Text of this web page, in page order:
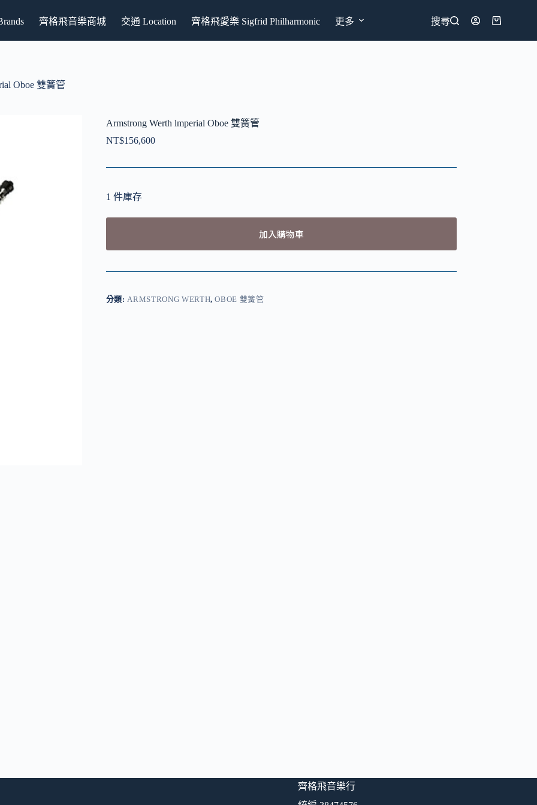
齊格飛音樂商城 交通 Location 齊格飛愛樂 Sigfrid Philharmonic 更多 搜尋
購
物
Oboe 雙簧管
Armstrong Werth lmperial Oboe 雙簧管
NT$156,600
1 件庫存
加入購物車
分類:ARMSTRONG WERTH,OBOE 雙簧管
齊格飛音樂行